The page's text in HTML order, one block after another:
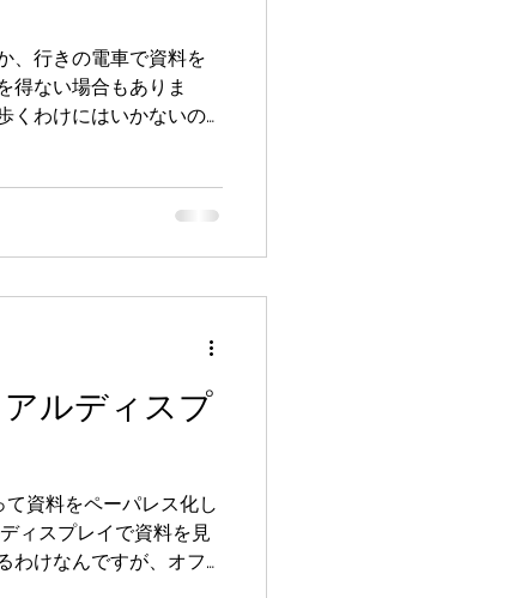
、行きの電車で資料を
得ない場合もありま
くわけにはいかないの
ルディスプ
資料をペーパレス化し
わけなんですが、オフ